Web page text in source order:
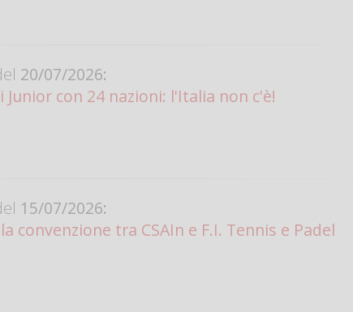
20/07/2026:
Junior con 24 nazioni: l'Italia non c'è!
15/07/2026:
convenzione tra CSAIn e F.I. Tennis e Padel